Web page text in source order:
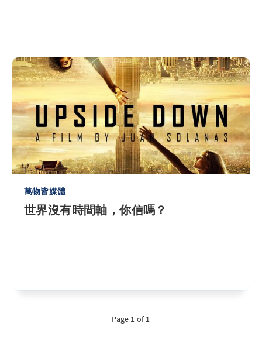
萬物皆媒體
世界沒有時間軸，你信嗎？
Page 1 of 1